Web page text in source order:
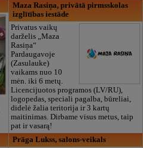
Maza Rasiņa, privātā pirmsskolas
izglītības iestāde
Privatus vaikų
darželis „Maza
Rasiņa“
Pardaugavoje
(Zasulauke)
vaikams nuo 10
mėn. iki 6 metų.
Licencijuotos programos (LV/RU),
logopedas, speciali pagalba, būreliai,
didelė žalia teritorija ir 3 kartų
maitinimas. Dirbame visus metus, taip
pat ir vasarą!
Prāga Lukss, salons-veikals